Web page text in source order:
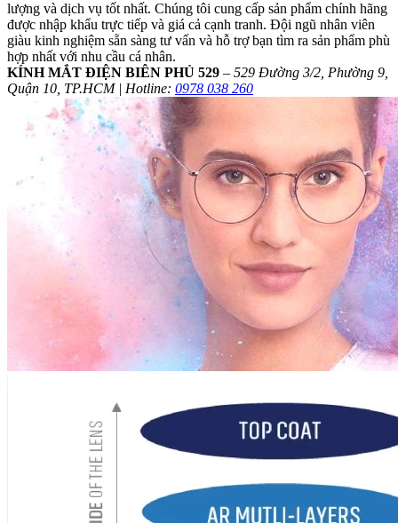
lượng và dịch vụ tốt nhất. Chúng tôi cung cấp sản phẩm chính hãng
được nhập khẩu trực tiếp và giá cả cạnh tranh. Đội ngũ nhân viên
giàu kinh nghiệm sẵn sàng tư vấn và hỗ trợ bạn tìm ra sản phẩm phù
hợp nhất với nhu cầu cá nhân.
KÍNH MẮT ĐIỆN BIÊN PHỦ 529 – 529 Đường 3/2, Phường 9,
Quận 10, TP.HCM | Hotline: 0978 038 260